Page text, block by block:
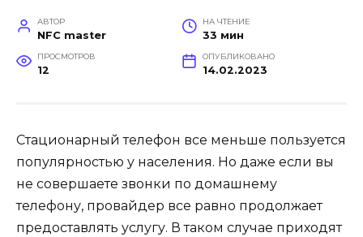
АВТОР
NFC master
НА ЧТЕНИЕ
33 мин
ПРОСМОТРОВ
12
ОПУБЛИКОВАНО
14.02.2023
Стационарный телефон все меньше пользуется
популярностью у населения. Но даже если вы
не совершаете звонки по домашнему
телефону, провайдер все равно продолжает
предоставлять услугу. В таком случае приходят